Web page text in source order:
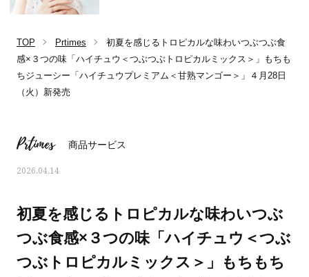
TOP Prtimes
初夏を感じるトロピカルな味わいつぶつぶ食
感×３つの味「ハイチュウ＜つぶつぶトロピカルミックス＞」もちも
ちジューシー「ハイチュウプレミアム＜甘熟マンゴー＞」４月28日
（火）新発売
Prtimes 商品サービス
2026.04.14
初夏を感じるトロピカルな味わいつぶ
つぶ食感×３つの味「ハイチュウ＜つぶ
つぶトロピカルミックス＞」もちもち